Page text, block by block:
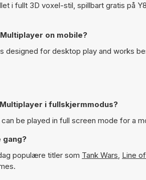
i fullt 3D voxel-stil, spillbart gratis på
on mobile?
designed for desktop play and works
i fullskjermmodus?
be played in full screen mode for a
gang?
populære titler som Tank Wars, Line